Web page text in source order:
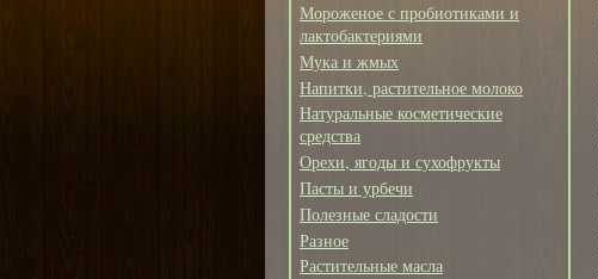
Мороженое с пробиотиками и
лактобактериями
Мука и жмых
Напитки, растительное молоко
Натуральные косметические
средства
Орехи, ягоды и сухофрукты
Пасты и урбечи
Полезные сладости
Разное
Растительные масла